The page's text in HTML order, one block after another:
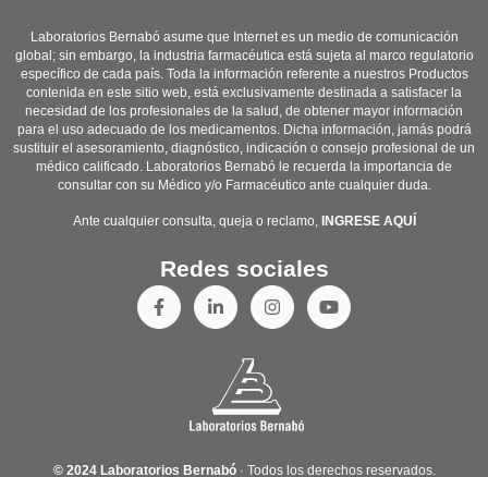
Laboratorios Bernabó asume que Internet es un medio de comunicación
global; sin embargo, la industria farmacéutica está sujeta al marco regulatorio
específico de cada país. Toda la información referente a nuestros Productos
contenida en este sitio web, está exclusivamente destinada a satisfacer la
necesidad de los profesionales de la salud, de obtener mayor información
para el uso adecuado de los medicamentos. Dicha información, jamás podrá
sustituir el asesoramiento, diagnóstico, indicación o consejo profesional de un
médico calificado. Laboratorios Bernabó le recuerda la importancia de
consultar con su Médico y/o Farmacéutico ante cualquier duda.
Ante cualquier consulta, queja o reclamo, INGRESE AQUÍ
Redes sociales
© 2024 Laboratorios Bernabó· Todos los derechos reservados.